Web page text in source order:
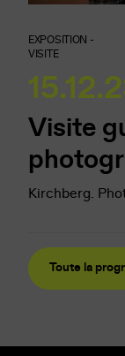
EXPOSITION -
VISITE
Visite
Kirchberg.
Toute la